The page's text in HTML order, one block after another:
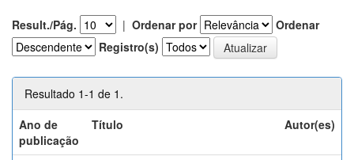
Result./Pág. | Ordenar por
Ordenar
Registro(s)
Resultado 1-1 de 1.
Ano de
publicação
Título Autor(es)